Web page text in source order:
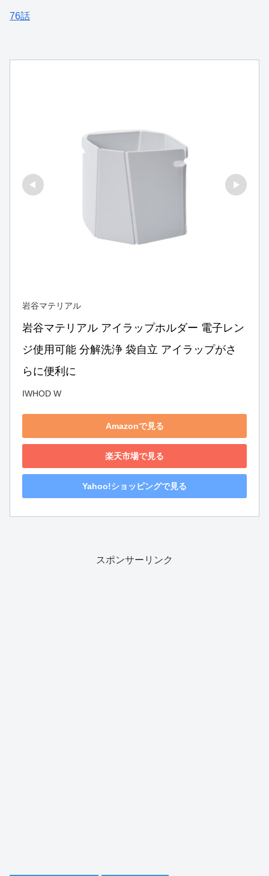
76話
岩谷マテリアル
岩谷マテリアル アイラップホルダー 電子レン
ジ使用可能 分解洗浄 袋自立 アイラップがさ
らに便利に
IWHOD W
Amazonで見る
楽天市場で見る
Yahoo!ショッピングで見る
スポンサーリンク